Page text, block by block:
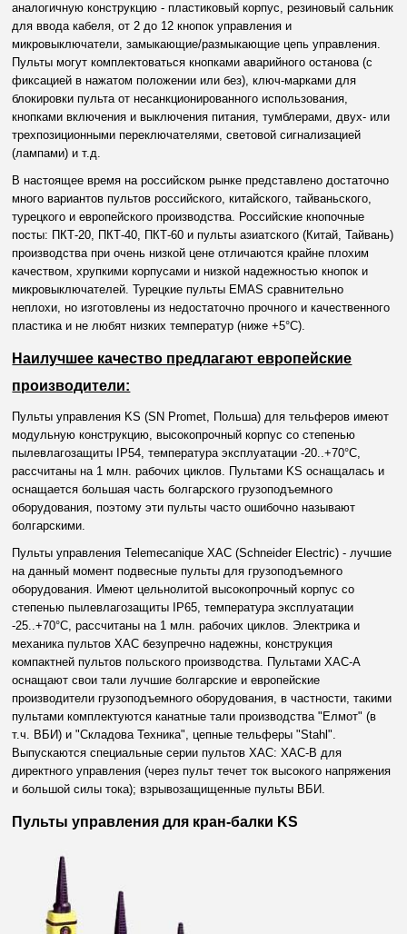
аналогичную конструкцию - пластиковый корпус, резиновый сальник
для ввода кабеля, от 2 до 12 кнопок управления и
микровыключатели, замыкающие/размыкающие цепь управления.
Пульты могут комплектоваться кнопками аварийного останова (с
фиксацией в нажатом положении или без), ключ-марками для
блокировки пульта от несанкционированного использования,
кнопками включения и выключения питания, тумблерами, двух- или
трехпозиционными переключателями, световой сигнализацией
(лампами) и т.д.
В настоящее время на российском рынке представлено достаточно
много вариантов пультов российского, китайского, тайваньского,
турецкого и европейского производства. Российские кнопочные
посты: ПКТ-20, ПКТ-40, ПКТ-60 и пульты азиатского (Китай, Тайвань)
производства при очень низкой цене отличаются крайне плохим
качеством, хрупкими корпусами и низкой надежностью кнопок и
микровыключателей. Турецкие пульты EMAS сравнительно
неплохи, но изготовлены из недостаточно прочного и качественного
пластика и не любят низких температур (ниже +5°С).
Наилучшее качество предлагают европейские
производители:
Пульты управления KS (SN Promet, Польша) для тельферов имеют
модульную конструкцию, высокопрочный корпус со степенью
пылевлагозащиты IP54, температура эксплуатации -20..+70°С,
рассчитаны на 1 млн. рабочих циклов. Пультами KS оснащалась и
оснащается большая часть болгарского грузоподъемного
оборудования, поэтому эти пульты часто ошибочно называют
болгарскими.
Пульты управления Telemecanique XAC (Schneider Electric) - лучшие
на данный момент подвесные пульты для грузоподъемного
оборудования. Имеют цельнолитой высокопрочный корпус со
степенью пылевлагозащиты IP65, температура эксплуатации
-25..+70°С, рассчитаны на 1 млн. рабочих циклов. Электрика и
механика пультов ХАС безупречно надежны, конструкция
компактней пультов польского производства. Пультами ХАС-А
оснащают свои тали лучшие болгарские и европейские
производители грузоподъемного оборудования, в частности, такими
пультами комплектуются канатные тали производства "Елмот" (в
т.ч. ВБИ) и "Складова Техника", цепные тельферы "Stahl".
Выпускаются специальные серии пультов ХАС: XAC-B для
директного управления (через пульт течет ток высокого напряжения
и большой силы тока); взрывозащищенные пульты ВБИ.
Пульты управления для кран-балки KS